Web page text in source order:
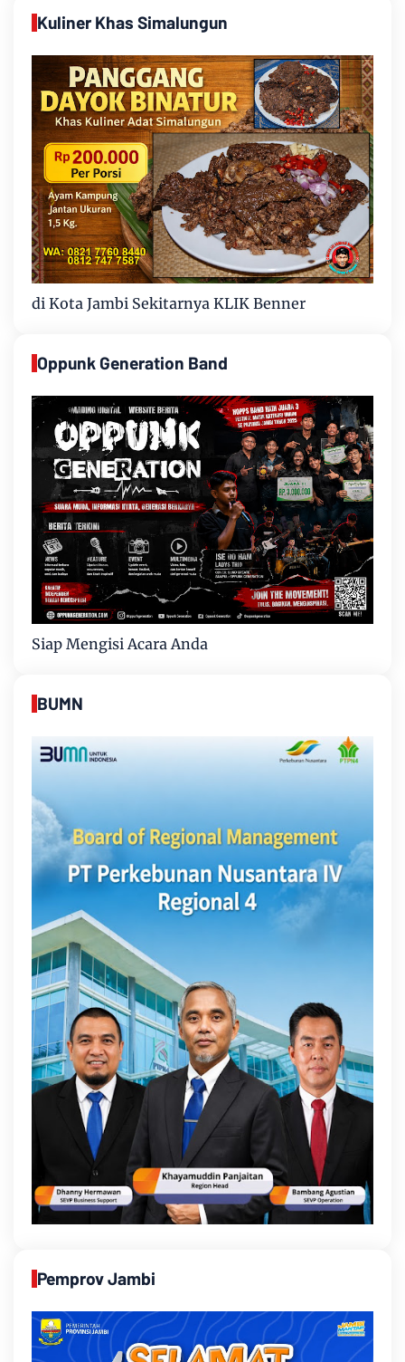
Kuliner Khas Simalungun
di Kota Jambi Sekitarnya KLIK Benner
Oppunk Generation Band
Siap Mengisi Acara Anda
BUMN
Pemprov Jambi